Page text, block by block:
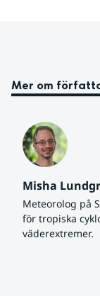
Mer om
Misha
Meteorolog på
för tropiska
väderextremer.